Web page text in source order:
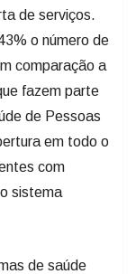
de serviços.
o número de
comparação a
fazem parte
de Pessoas
em todo o
com
sistema
de saúde